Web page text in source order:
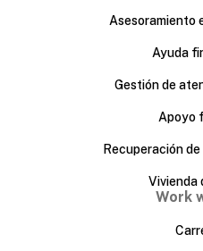
Asesoramiento
Ayuda
Gestión de
Apoyo
Recuperación
Vivienda
Work